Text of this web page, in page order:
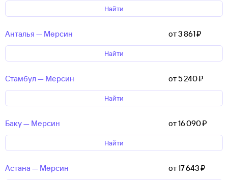
Найти
Анталья — Мерсин от 3 ⁠861 ⁠₽
Найти
Стамбул — Мерсин от 5 ⁠240 ⁠₽
Найти
Баку — Мерсин от 16 ⁠090 ⁠₽
Найти
Астана — Мерсин от 17 ⁠643 ⁠₽